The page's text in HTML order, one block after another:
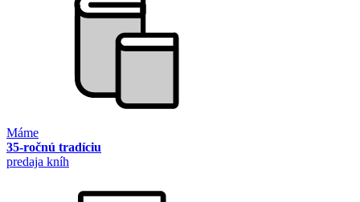
Máme
35-ročnú tradíciu
predaja kníh